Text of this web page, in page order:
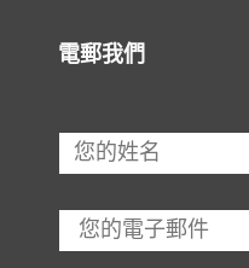
電郵我們